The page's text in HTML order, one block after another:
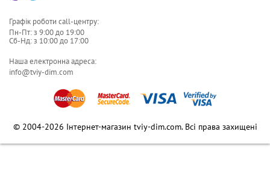
Графік роботи call-центру:
Пн-Пт: з 9:00до 19:00
Сб-Нд: з 10:00до 17:00
Наша електронна адреса:
info@tviy-dim.com
© 2004-2026 Інтернет-магазин tviy-dim.com. Всі права захищені